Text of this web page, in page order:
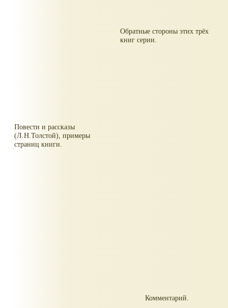
Обратные стороны этих трёх
книг серии.
Повести и рассказы
(Л.Н.Толстой), примеры
страниц книги.
Комментарий.